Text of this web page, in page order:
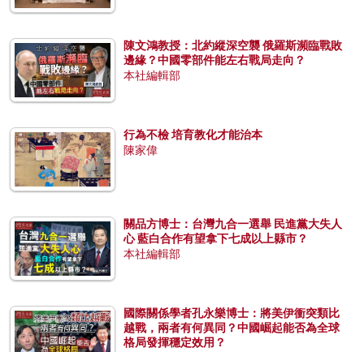
陳文鴻教授：北約縱深空襲 俄羅斯瀕臨戰敗
邊緣？中國零部件能左右戰局走向？
本社編輯部
行為不檢 培育教化才能治本
陳家偉
關品方博士：台灣九合一選舉 民進黨大失人
心 藍白合作有望拿下七成以上縣市？
本社編輯部
國際關係學者孔永樂博士：將美伊衝突類比
越戰，兩者有何異同？中國崛起能否為全球
格局發揮穩定效用？